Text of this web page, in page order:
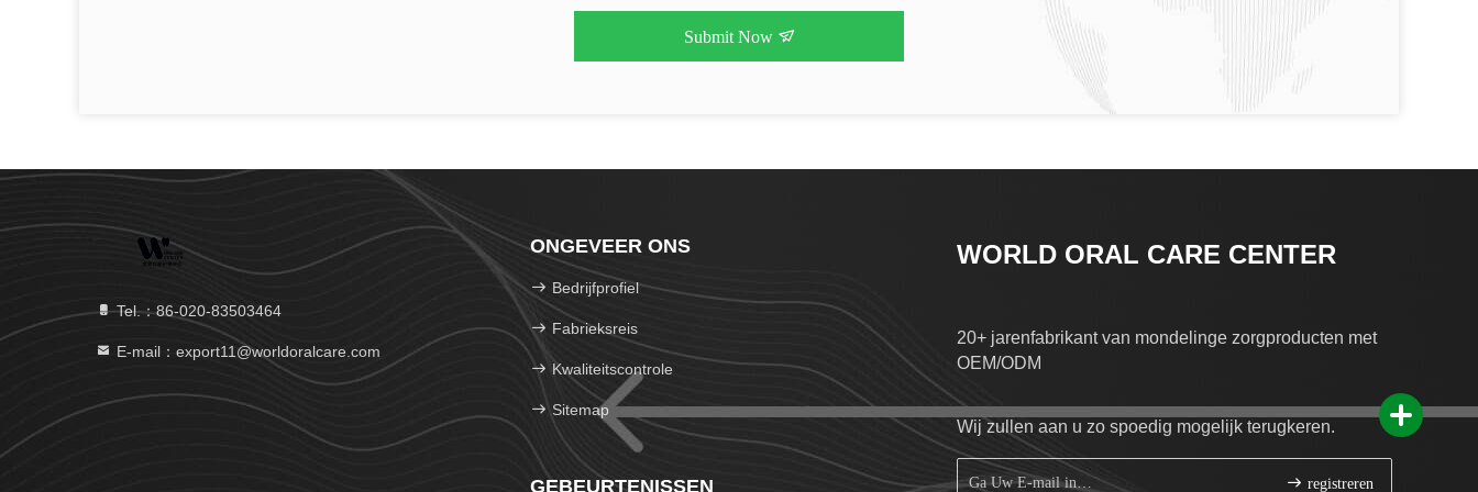
Submit Now
Tel.：86-020-83503464
E-mail：export11@worldoralcare.com
ONGEVEER ONS
Bedrijfprofiel
Fabrieksreis
Kwaliteitscontrole
Sitemap
GEBEURTENISSEN
WORLD ORAL CARE CENTER
20+ jarenfabrikant van mondelinge zorgproducten met
OEM/ODM
Wij zullen aan u zo spoedig mogelijk terugkeren.
registreren